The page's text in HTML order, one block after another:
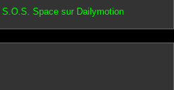
S.O.S. Space sur Dailymotion